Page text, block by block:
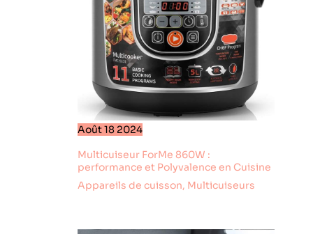
prolonger sa
durée de vie.
Août18 2024
Multicuiseur ForMe 860W :
performance et Polyvalence en Cuisine
Appareils de cuisson, Multicuiseurs